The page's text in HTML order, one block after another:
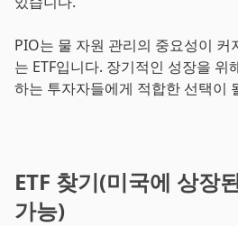
PIO는 물 자원 관리의 중요성이 커
는 ETF입니다. 장기적인 성장을 위
하는 투자자들에게 적합한 선택이
ETF 찾기(미국에 상장
가능)